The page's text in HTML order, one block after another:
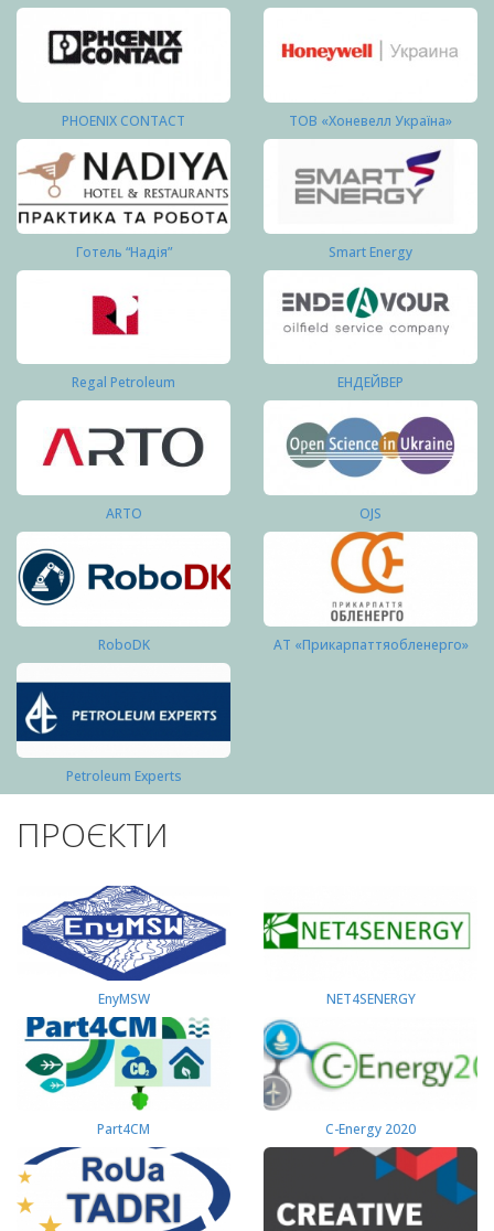
PHOENIX CONTACT ТОВ «Хоневелл Україна»
Готель “Надія” Smart Energy
Regal Petroleum ЕНДЕЙВЕР
ARTO OJS
RoboDK АТ «Прикарпаттяобленерго»
Petroleum Experts
ПРОЄКТИ
EnyMSW NET4SENERGY
Part4СМ C-Energy 2020